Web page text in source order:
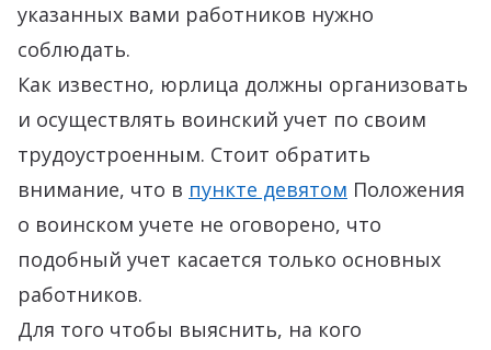
указанных вами работников нужно
соблюдать.
Как известно, юрлица должны организовать
и осуществлять воинский учет по своим
трудоустроенным. Стоит обратить
внимание, что в пункте девятом Положения
о воинском учете не оговорено, что
подобный учет касается только основных
работников.
Для того чтобы выяснить, на кого